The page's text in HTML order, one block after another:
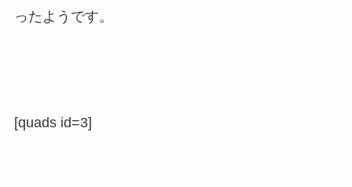
ったようです。
[quads id=3]